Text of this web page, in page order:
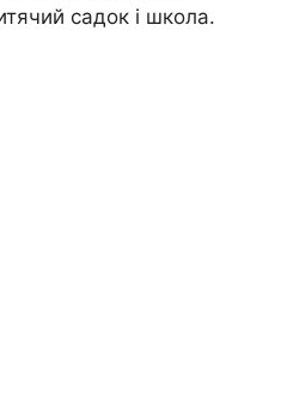
садок і школа.